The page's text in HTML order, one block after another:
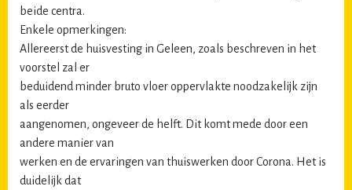
beide centra.
Enkele opmerkingen:
Allereerst de huisvesting in Geleen, zoals beschreven in het
voorstel zal er
beduidend minder bruto vloer oppervlakte noodzakelijk zijn
als eerder
aangenomen, ongeveer de helft. Dit komt mede door een
andere manier van
werken en de ervaringen van thuiswerken door Corona. Het is
duidelijk dat